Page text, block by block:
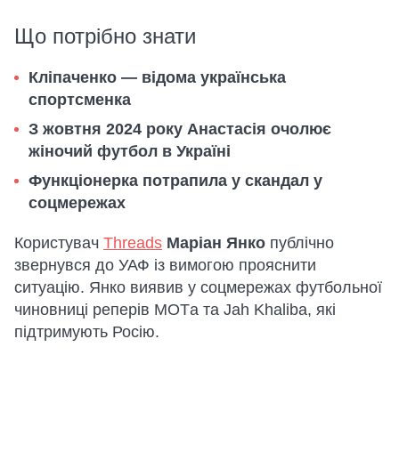
Що потрібно знати
Кліпаченко — відома українська
спортсменка
З жовтня 2024 року Анастасія очолює
жіночий футбол в Україні
Функціонерка потрапила у скандал у
соцмережах
Користувач Threads Маріан Янко публічно
звернувся до УАФ із вимогою прояснити
ситуацію. Янко виявив у соцмережах футбольної
чиновниці реперів MOTа та Jah Khalibа, які
підтримують Росію.